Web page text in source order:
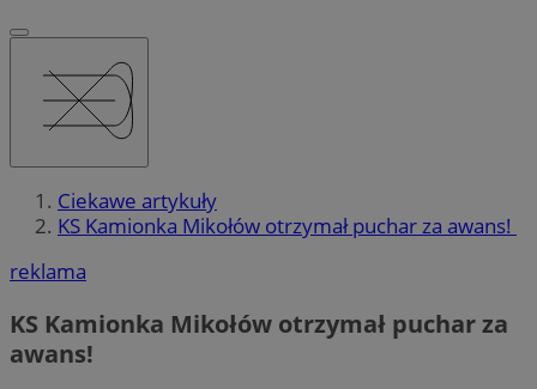
Ciekawe artykuły
KS Kamionka Mikołów otrzymał puchar za awans!
reklama
KS Kamionka Mikołów otrzymał puchar za
awans!